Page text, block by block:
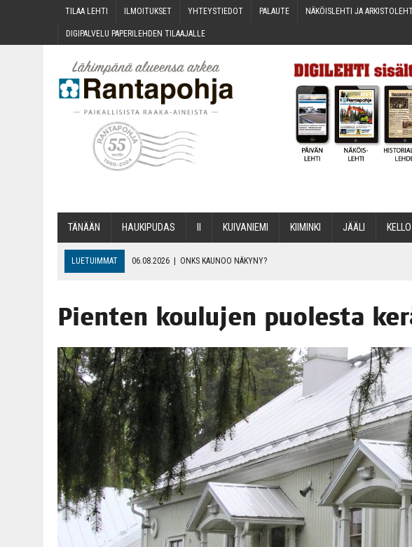
TILAA LEH­TI ILMOI­TUK­SET YHTEYS­TIE­DOT PALAU­TE NÄKÖIS­LEH­TI JA
DIGI­PAL­VE­LU PAPE­RI­LEH­DEN TILAAJALLE
TÄNÄÄN HAU­KI­PU­DAS KUI­VA­NIE­MI KII­MIN­KI JÄÄ­LI KEL­LO
LUETUIMMAT 06.08.2026 | ONKS KAU­NOO NÄKYNY?
06.08.2026 | OPIN­TOI­HIN KAN­SA­LAIS­OPIS­TOS­SA VOI SAA­DA AVUSTUSTA
06.08.2026 | KII­MIN­KI­PÄI­VÄT JÄR­JES­TE­TÄÄN PERIN­TEI­TÄ KUNNIOITTAEN
Pien­ten kou­lu­jen puo­les­ta